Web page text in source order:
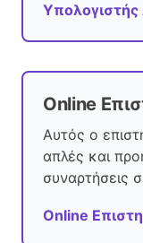
Υπολογιστής
Online
Αυτός ο
απλές και
συναρτήσεις
Online